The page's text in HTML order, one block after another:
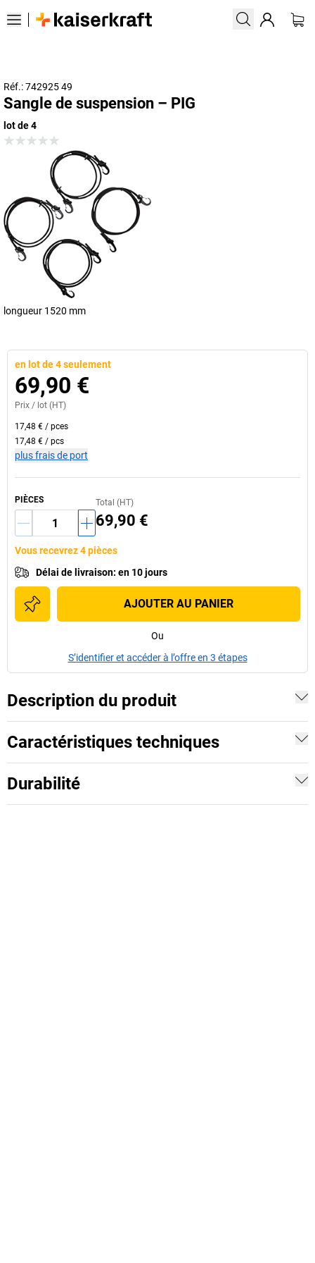
Réf.: 742925 49
Sangle de suspension – PIG
lot de 4
longueur 1520 mm
en lot de 4 seulement
69,90 €
Prix / lot (HT)
17,48 € / pces
17,48 € / pcs
plus frais de port
PIÈCES Total (HT)
69,90 €
Vous recevrez 4 pièces
Délai de livraison: en 10 jours
AJOUTER AU PANIER
Ou
S’identifier et accéder à l’offre en 3 étapes
Description du produit
Caractéristiques techniques
Durabilité